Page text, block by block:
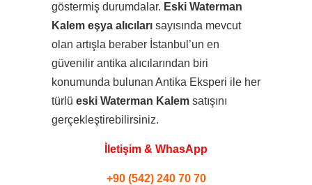
göstermiş durumdalar. Eski Waterman
Kalem eşya alıcıları sayısında mevcut
olan artışla beraber İstanbul’un en
güvenilir antika alıcılarından biri
konumunda bulunan Antika Eksperi ile her
türlü eski Waterman Kalem satışını
gerçekleştirebilirsiniz.
İletişim & WhasApp
+90 (542) 240 70 70